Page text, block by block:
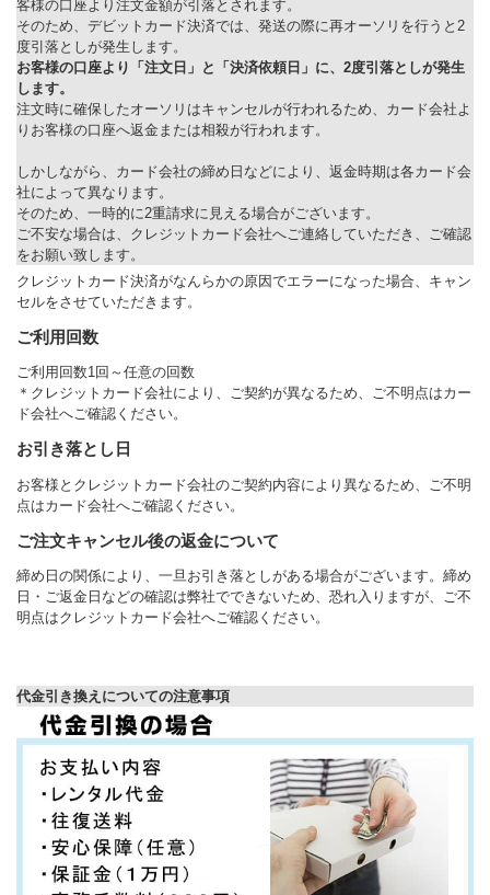
客様の口座より注文金額が引落とされます。
そのため、デビットカード決済では、発送の際に再オーソリを行うと2
度引落としが発生します。
お客様の口座より「注文日」と「決済依頼日」に、2度引落としが発生
します。
注文時に確保したオーソリはキャンセルが行われるため、カード会社よ
りお客様の口座へ返金または相殺が行われます。
しかしながら、カード会社の締め日などにより、返金時期は各カード会
社によって異なります。
そのため、一時的に2重請求に見える場合がございます。
ご不安な場合は、クレジットカード会社へご連絡していただき、ご確認
をお願い致します。
クレジットカード決済がなんらかの原因でエラーになった場合、キャン
セルをさせていただきます。
ご利用回数
ご利用回数1回～任意の回数
＊クレジットカード会社により、ご契約が異なるため、ご不明点はカー
ド会社へご確認ください。
お引き落とし日
お客様とクレジットカード会社のご契約内容により異なるため、ご不明
点はカード会社へご確認ください。
ご注文キャンセル後の返金について
締め日の関係により、一旦お引き落としがある場合がございます。締め
日・ご返金日などの確認は弊社でできないため、恐れ入りますが、ご不
明点はクレジットカード会社へご確認ください。
代金引き換えについての注意事項